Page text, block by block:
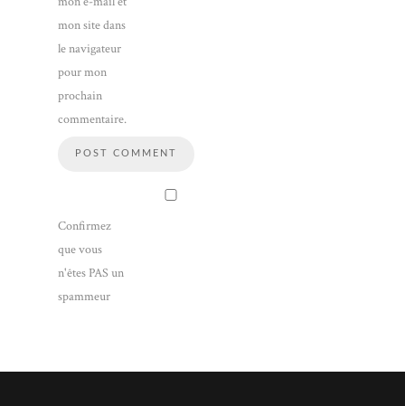
mon site dans
le navigateur
pour mon
prochain
commentaire.
Confirmez
que vous
n'êtes PAS un
spammeur